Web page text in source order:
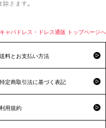
きます。
ャバドレス・ドレス通販 トップページへ
送料とお支払い方法
特定商取引法に基づく表記
利用規約